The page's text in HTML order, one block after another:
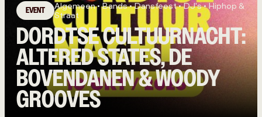
EVENT
Algemeen • Bands • Dansfeest • DJ's • Hiphop &
Straat
DORDTSE CULTUURNACHT:
ALTERED STATES, DE
BOVENDANEN & WOODY
GROOVES